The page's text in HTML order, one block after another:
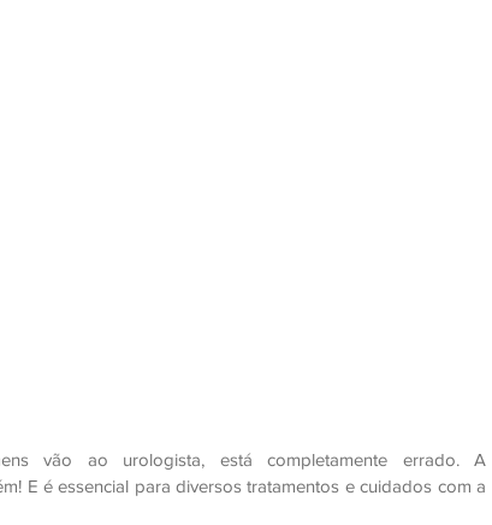
vão ao urologista, está completamente errado. A
E é essencial para diversos tratamentos e cuidados com a